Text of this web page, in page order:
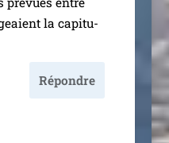
la capi­tu­
Répondre